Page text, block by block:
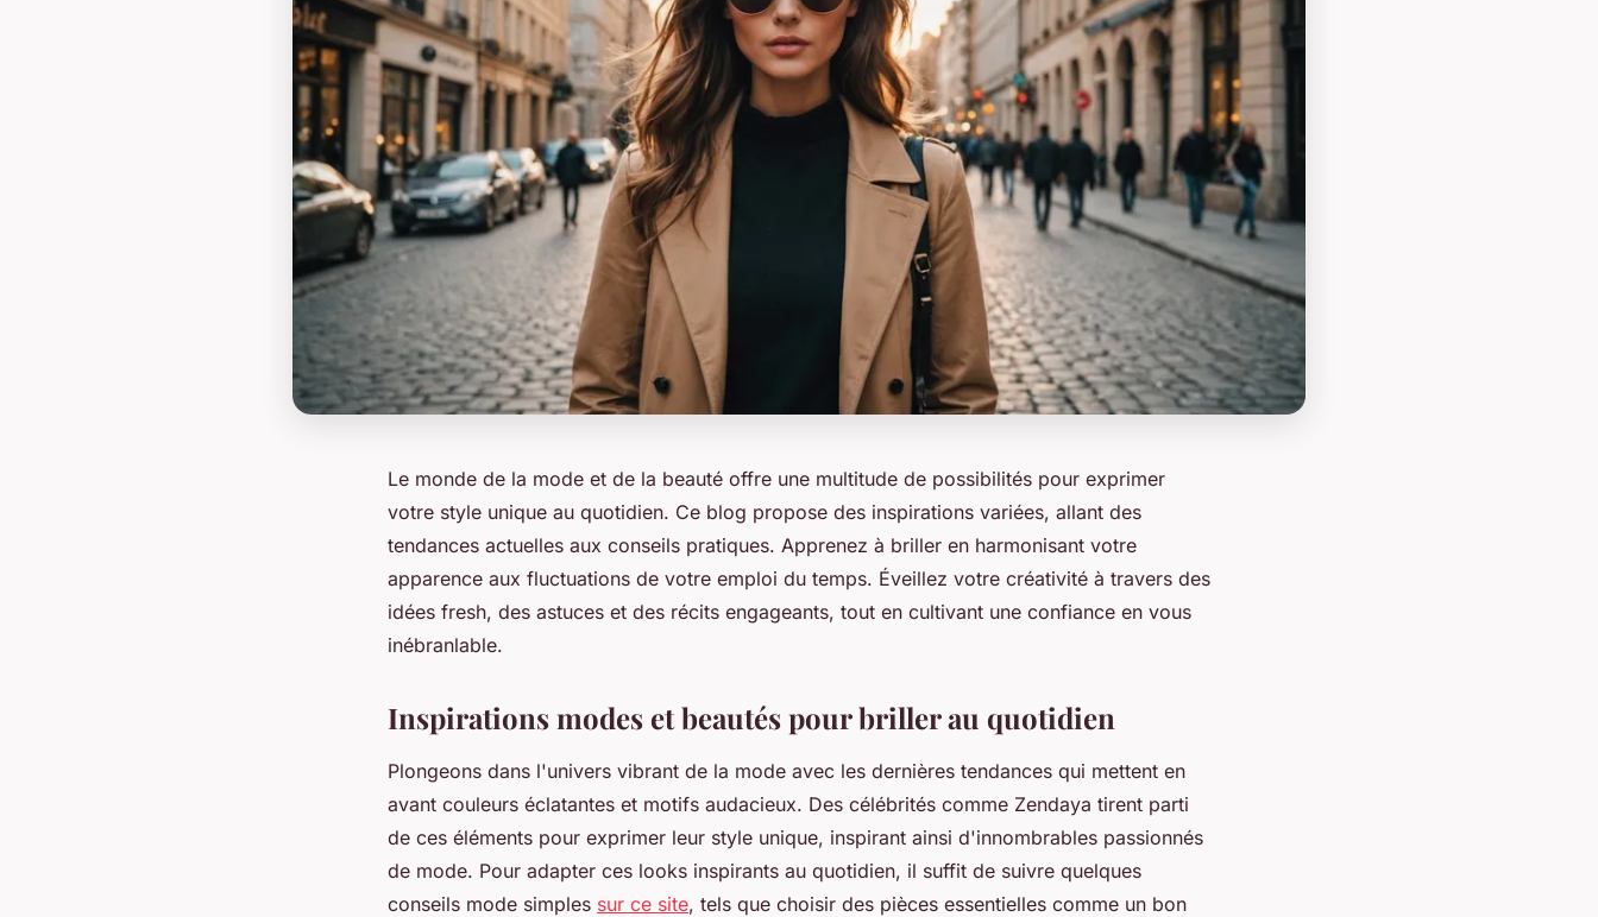
Le monde de la mode et de la beauté offre une multitude de possibilités pour exprimer
votre style unique au quotidien. Ce blog propose des inspirations variées, allant des
tendances actuelles aux conseils pratiques. Apprenez à briller en harmonisant votre
apparence aux fluctuations de votre emploi du temps. Éveillez votre créativité à travers des
idées fresh, des astuces et des récits engageants, tout en cultivant une confiance en vous
inébranlable.
Inspirations modes et beautés pour briller au quotidien
Plongeons dans l'univers vibrant de la mode avec les dernières tendances qui mettent en
avant couleurs éclatantes et motifs audacieux. Des célébrités comme Zendaya tirent parti
de ces éléments pour exprimer leur style unique, inspirant ainsi d'innombrables passionnés
de mode. Pour adapter ces looks inspirants au quotidien, il suffit de suivre quelques
conseils mode simples sur ce site, tels que choisir des pièces essentielles comme un bon